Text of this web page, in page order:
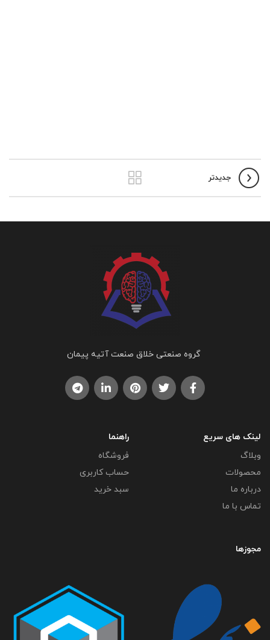
گروه صنعتی خلاق صنعت آتیه پیمان
راهنما
فروشگاه
حساب کاربری
مجوزها